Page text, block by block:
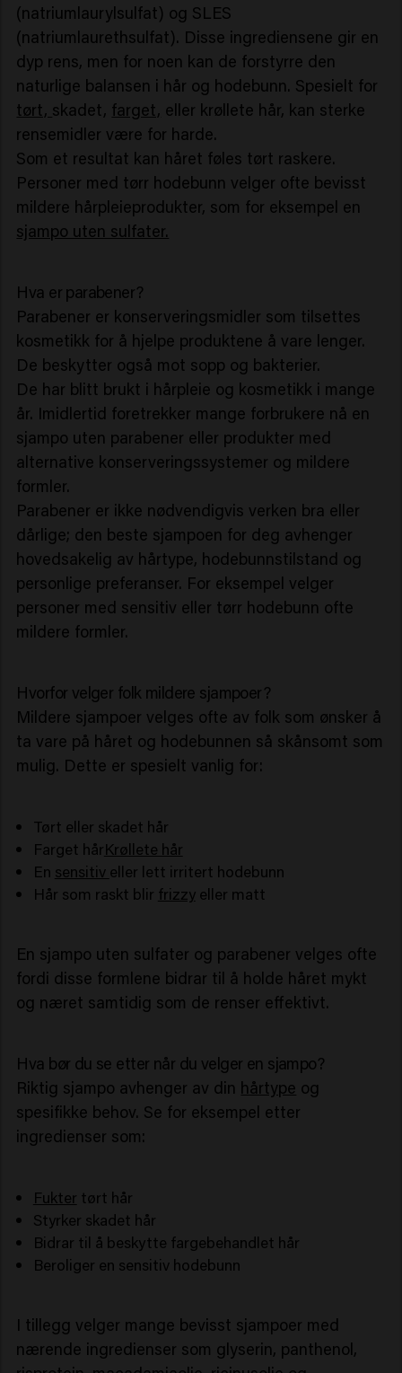
(natriumlaurylsulfat) og SLES
(natriumlaurethsulfat). Disse ingrediensene gir en
dyp rens, men for noen kan de forstyrre den
naturlige balansen i hår og hodebunn. Spesielt for
tørt, skadet, farget, eller krøllete hår, kan sterke
rensemidler være for harde.
Som et resultat kan håret føles tørt raskere.
Personer med tørr hodebunn velger ofte bevisst
mildere hårpleieprodukter, som for eksempel en
sjampo uten sulfater.
Hva er parabener?
Parabener er konserveringsmidler som tilsettes
kosmetikk for å hjelpe produktene å vare lenger.
De beskytter også mot sopp og bakterier.
De har blitt brukt i hårpleie og kosmetikk i mange
år. Imidlertid foretrekker mange forbrukere nå en
sjampo uten parabener eller produkter med
alternative konserveringssystemer og mildere
formler.
Parabener er ikke nødvendigvis verken bra eller
dårlige; den beste sjampoen for deg avhenger
hovedsakelig av hårtype, hodebunnstilstand og
personlige preferanser. For eksempel velger
personer med sensitiv eller tørr hodebunn ofte
mildere formler.
Hvorfor velger folk mildere sjampoer?
Mildere sjampoer velges ofte av folk som ønsker å
ta vare på håret og hodebunnen så skånsomt som
mulig. Dette er spesielt vanlig for:
Tørt eller skadet hår
Farget hårKrøllete hår
En sensitiv eller lett irritert hodebunn
Hår som raskt blir frizzyeller matt
En sjampo uten sulfater og parabener velges ofte
fordi disse formlene bidrar til å holde håret mykt
og næret samtidig som de renser effektivt.
Hva bør du se etter når du velger en sjampo?
Riktig sjampo avhenger av din hårtype og
spesifikke behov. Se for eksempel etter
ingredienser som:
Fukter tørt hår
Styrker skadet hår
Bidrar til å beskytte fargebehandlet hår
Beroliger en sensitiv hodebunn
I tillegg velger mange bevisst sjampoer med
nærende ingredienser som glyserin, panthenol,